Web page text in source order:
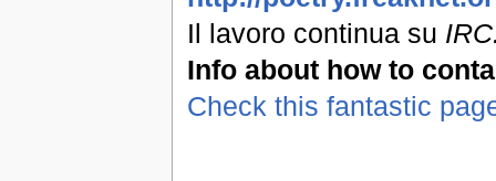
Il lavoro continua su
Info about how to
Check this fantastic